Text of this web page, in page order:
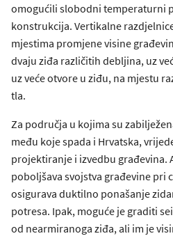
omogućili slobodni temperaturni
konstrukcija. Vertikalne
mjestima promjene visine
dvaju ziđa različitih debljina, uz
uz veće otvore u ziđu, na mjestu
tla.
Za područja u kojima su
među koje spada i Hrvatska,
projektiranje i izvedbu građevina.
poboljšava svojstva građevine pri
osigurava duktilno ponašanje
potresa. Ipak, moguće je graditi
od nearmiranoga ziđa, ali im je